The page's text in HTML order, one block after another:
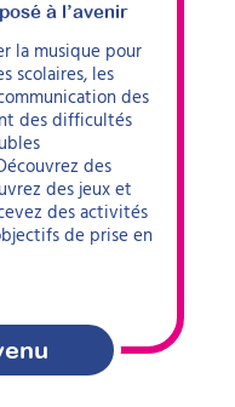
à l’avenir
la musique pour
scolaires, les
des
des difficultés
des
des jeux et
des activités
de prise en